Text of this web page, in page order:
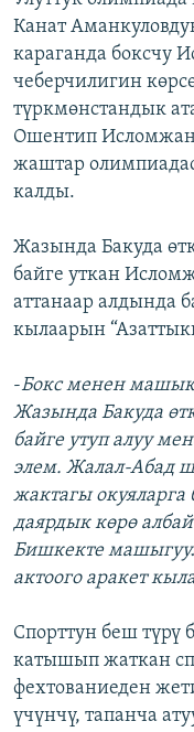
Канат
караганда боксчу
чеберчилигин
түркмөнстандык
Ошентип
жаштар
калды.
Жазында Бакуда
байге уткан
аттанаар алдында
кылаарын
-Бокс менен
Жазында Бакуда
байге утуп алуу
элем. Жалал-Абад
жактагы
даярдык көрө
Бишкекте
актоого аракет
Спорттун беш
катышып жаткан
фехтованиеден
үчүнчү, тапанча